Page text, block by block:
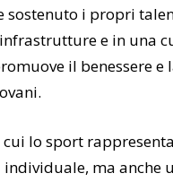
sostenuto i propri
e in una
il benessere e
cui lo sport
ma anche